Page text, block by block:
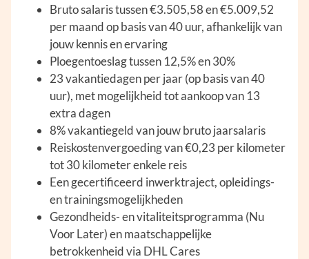
Bruto salaris tussen €3.505,58 en €5.009,52
per maand op basis van 40 uur, afhankelijk van
jouw kennis en ervaring
Ploegentoeslag tussen 12,5% en 30%
23 vakantiedagen per jaar (op basis van 40
uur), met mogelijkheid tot aankoop van 13
extra dagen
8% vakantiegeld van jouw bruto jaarsalaris
Reiskostenvergoeding van €0,23 per kilometer
tot 30 kilometer enkele reis
Een gecertificeerd inwerktraject, opleidings-
en trainingsmogelijkheden
Gezondheids- en vitaliteitsprogramma (Nu
Voor Later) en maatschappelijke
betrokkenheid via DHL Cares